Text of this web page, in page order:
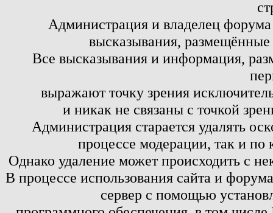
Администрация и владелец
высказывания,
Все высказывания и информация,
выражают точку зрения
и никак не связаны с точкой
Администрация старается удалять
процессе модерации, так и по
Однако удаление может происходить с
В процессе использования сайта и
сервер с помощью